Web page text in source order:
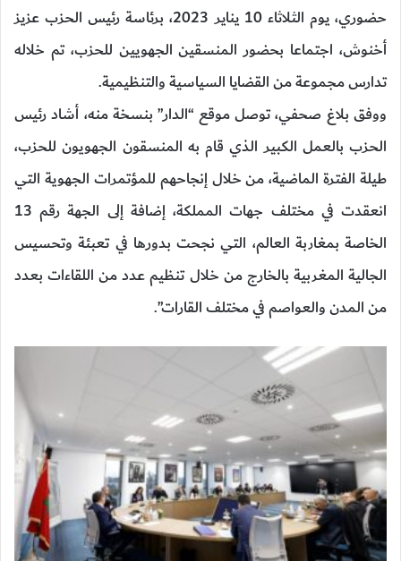
حضوري، يوم الثلاثاء 10 يناير 2023، برئاسة رئيس الحزب عزيز
أخنوش، اجتماعا بحضور المنسقين الجهويين للحزب، تم خلاله
تدارس مجموعة من القضايا السياسية والتنظيمية.
ووفق بلاغ صحفي، توصل موقع “الدار” بنسخة منه، أشاد رئيس
الحزب بالعمل الكبير الذي قام به المنسقون الجهويون للحزب،
طيلة الفترة الماضية، من خلال إنجاحهم للمؤتمرات الجهوية التي
انعقدت في مختلف جهات المملكة، إضافة إلى الجهة رقم 13
الخاصة بمغاربة العالم، التي نجحت بدورها في تعبئة وتحسيس
الجالية المغربية بالخارج من خلال تنظيم عدد من اللقاءات بعدد
من المدن والعواصم في مختلف القارات”.